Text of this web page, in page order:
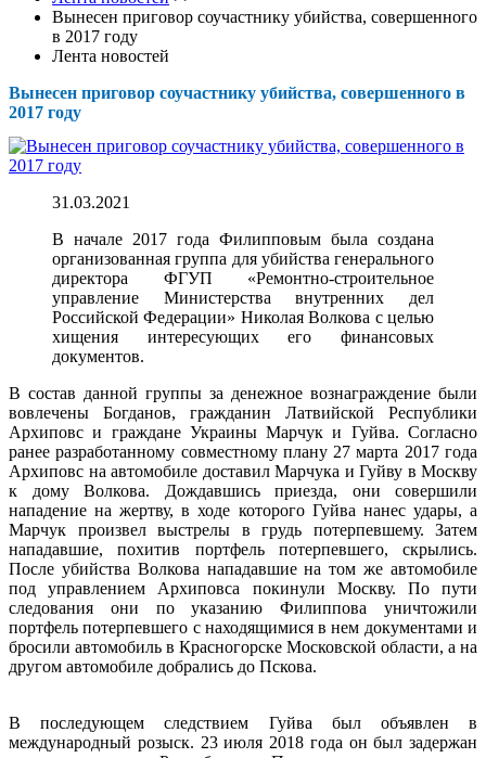
Вынесен приговор соучастнику убийства, совершенного
в 2017 году
Лента новостей
Вынесен приговор соучастнику убийства, совершенного в
2017 году
31.03.2021
В начале 2017 года Филипповым была создана
организованная группа для убийства генерального
директора ФГУП «Ремонтно-строительное
управление Министерства внутренних дел
Российской Федерации» Николая Волкова с целью
хищения интересующих его финансовых
документов.
В состав данной группы за денежное вознаграждение были
вовлечены Богданов, гражданин Латвийской Республики
Архиповс и граждане Украины Марчук и Гуйва. Согласно
ранее разработанному совместному плану 27 марта 2017 года
Архиповс на автомобиле доставил Марчука и Гуйву в Москву
к дому Волкова. Дождавшись приезда, они совершили
нападение на жертву, в ходе которого Гуйва нанес удары, а
Марчук произвел выстрелы в грудь потерпевшему. Затем
нападавшие, похитив портфель потерпевшего, скрылись.
После убийства Волкова нападавшие на том же автомобиле
под управлением Архиповса покинули Москву. По пути
следования они по указанию Филиппова уничтожили
портфель потерпевшего с находящимися в нем документами и
бросили автомобиль в Красногорске Московской области, а на
другом автомобиле добрались до Пскова.
В последующем следствием Гуйва был объявлен в
международный розыск. 23 июля 2018 года он был задержан